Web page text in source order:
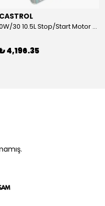
CASTROL
0W/30 10.5L Stop/Start Motor Yağı | CASTROL
4,196.35